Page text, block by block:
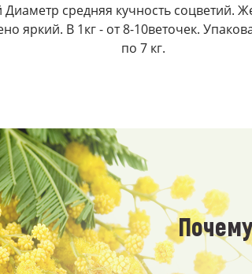
средняя кучность соцветий.
яркий. В 1кг - от 8-10веточек.
по 7 кг.